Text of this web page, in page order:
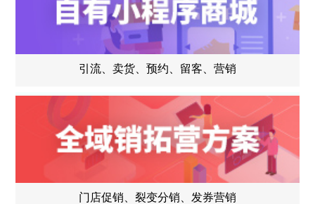
引流、卖货、预约、留客、营销
门店促销、裂变分销、发券营销